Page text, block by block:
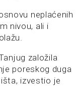
neplaćenih
nivou, ali i
založila
poreskog duga
izvestio je